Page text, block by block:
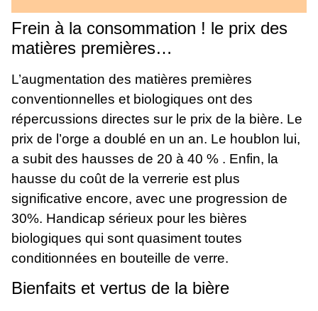
Frein à la consommation ! le prix des
matières premières…
L’augmentation des matières premières
conventionnelles et biologiques ont des
répercussions directes sur le prix de la bière. Le
prix de l’orge a doublé en un an. Le houblon lui,
a subit des hausses de 20 à 40 % . Enfin, la
hausse du coût de la verrerie est plus
significative encore, avec une progression de
30%. Handicap sérieux pour les bières
biologiques qui sont quasiment toutes
conditionnées en bouteille de verre.
Bienfaits et vertus de la bière